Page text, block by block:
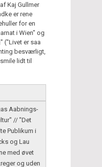
Kaj Gullmer
er rene
for en
i Wien" og
("Livet er saa
besværligt,
lidt til
Aabnings-
// "Det
Publikum i
og Lau
med øvet
og uden